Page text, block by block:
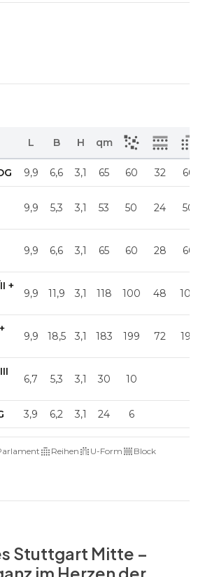
L B H qm
9,9 6,6 3,1 65 60 32 60
9,9 5,3 3,1 53 50 24 50
9,9 6,6 3,1 65 60 28 60
+
9,9 11,9 3,1 118 100 48 100
9,9 18,5 3,1 183 199 72 199
6,7 5,3 3,1 30 10
3,9 6,2 3,1 24 6
Reihen U-Form
Block
Stuttgart Mitte –